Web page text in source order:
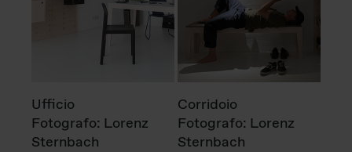
Ufficio
Fotografo: Lorenz
Sternbach
Corridoio
Fotografo: Lorenz
Sternbach